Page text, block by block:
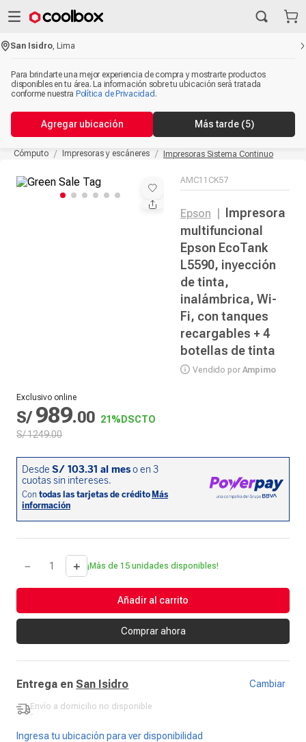
San Isidro ,Lima
Para brindarte una mejor experiencia de compra y mostrarte productos
disponibles en tu área. La información sobre tu ubicación será tratada
conforme nuestra Política de Privacidad .
Agregar ubicación Más tarde (5)
Cómputo Impresoras y escáneres Impresoras Sistema Continuo
AMC11CK57
Epson
Impresora
multifuncional
Epson EcoTank
L5590, inyección
de tinta,
inalámbrica, Wi-
Fi, con tanques
recargables + 4
botellas de tinta
Vendido por Ampimo
Exclusivo online
S/ 989.00 21% DSCTO
S/1249.00
＋
－ ¡Más de 15 unidades disponibles!
Añadir al carrito
Comprar ahora
Entrega en San Isidro Cambiar
Envío a domicilio no disponible
-
Ingresa tu ubicación para ver disponibilidad